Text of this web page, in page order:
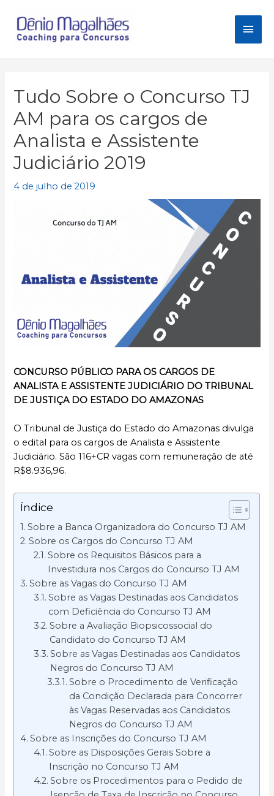
para
Tudo Sobre o Concurso TJ
AM para os cargos de
Analista e Assistente
Judiciário 2019
4 de julho de 2019
CONCURSO PÚBLICO PARA OS CARGOS DE
ANALISTA E ASSISTENTE JUDICIÁRIO DO TRIBUNAL
DE JUSTIÇA DO ESTADO DO AMAZONAS
O Tribunal de Justiça do Estado do Amazonas divulga
o edital para os cargos de Analista e Assistente
Judiciário. São 116+CR vagas com remuneração de até
R$8.936,96.
Índice
Sobre a Banca Organizadora do Concurso TJ AM
Sobre os Cargos do Concurso TJ AM
Sobre os Requisitos Básicos para a
Investidura nos Cargos do Concurso TJ AM
Sobre as Vagas do Concurso TJ AM
Sobre as Vagas Destinadas aos Candidatos
com Deficiência do Concurso TJ AM
Sobre a Avaliação Biopsicossocial do
Candidato do Concurso TJ AM
Sobre as Vagas Destinadas aos Candidatos
Negros do Concurso TJ AM
Sobre o Procedimento de Verificação
da Condição Declarada para Concorrer
às Vagas Reservadas aos Candidatos
Negros do Concurso TJ AM
Sobre as Inscrições do Concurso TJ AM
Sobre as Disposições Gerais Sobre a
Inscrição no Concurso TJ AM
Sobre os Procedimentos para o Pedido de